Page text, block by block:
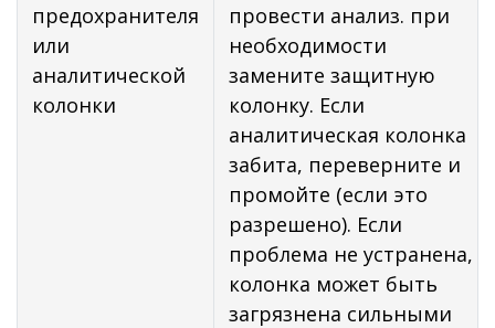
предохранителя
или
аналитической
колонки
провести анализ. при
необходимости
замените защитную
колонку. Если
аналитическая колонка
забита, переверните и
промойте (если это
разрешено). Если
проблема не устранена,
колонка может быть
загрязнена сильными